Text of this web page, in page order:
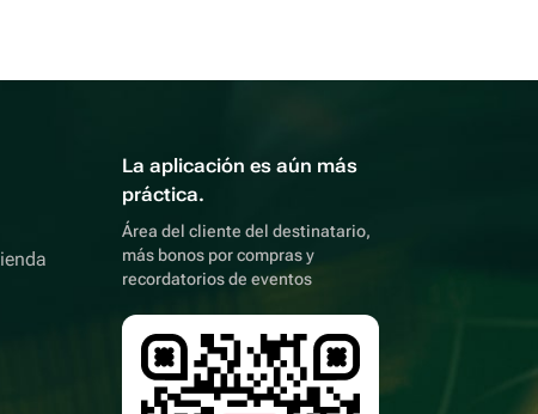
La aplicación es aún más
práctica.
Área del cliente del destinatario,
más bonos por compras y
recordatorios de eventos